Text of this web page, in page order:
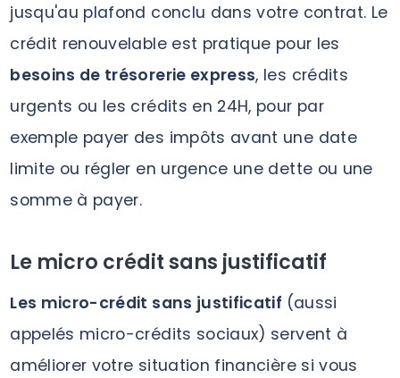
jusqu'au plafond conclu dans votre contrat. Le
crédit renouvelable est pratique pour les
besoins de trésorerie express, les crédits
urgents ou les crédits en 24H, pour par
exemple payer des impôts avant une date
limite ou régler en urgence une dette ou une
somme à payer.
Le micro crédit sans justificatif
Les micro-crédit sans justificatif (aussi
appelés micro-crédits sociaux) servent à
améliorer votre situation financière si vous